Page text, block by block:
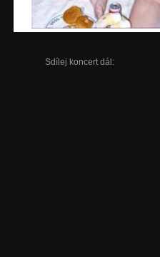
Sdílej koncert dál: